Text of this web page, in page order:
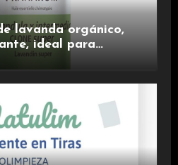
lavanda orgánico,
ideal para